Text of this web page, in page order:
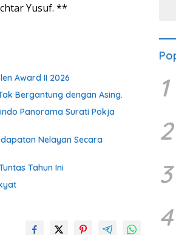
Yusuf. **
Award II 2026
Bergantung dengan Asing.
Panorama Surati Pokja
Nelayan Secara
Tahun Ini
1
2
3
4